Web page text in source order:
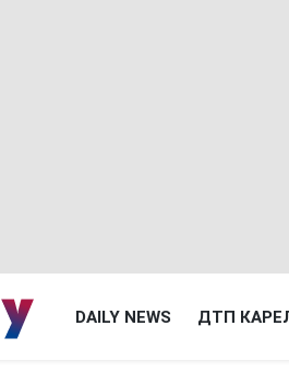
DAILY NEWS ДТП